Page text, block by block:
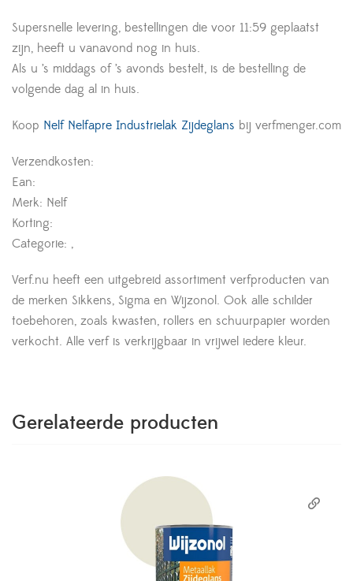
Supersnelle levering, bestellingen die voor 11:59 geplaatst
zijn, heeft u vanavond nog in huis.
Als u ’s middags of ’s avonds bestelt, is de bestelling de
volgende dag al in huis.
Koop Nelf Nelfapre Industrielak Zijdeglans bij verfmenger.com
Verzendkosten:
Ean:
Merk: Nelf
Korting:
Categorie: ,
Verf.nu heeft een uitgebreid assortiment verfproducten van
de merken Sikkens, Sigma en Wijzonol. Ook alle schilder
toebehoren, zoals kwasten, rollers en schuurpapier worden
verkocht. Alle verf is verkrijgbaar in vrijwel iedere kleur.
Gerelateerde producten